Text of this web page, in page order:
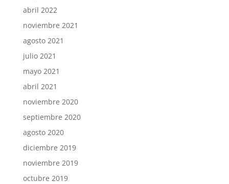
abril 2022
noviembre 2021
agosto 2021
julio 2021
mayo 2021
abril 2021
noviembre 2020
septiembre 2020
agosto 2020
diciembre 2019
noviembre 2019
octubre 2019